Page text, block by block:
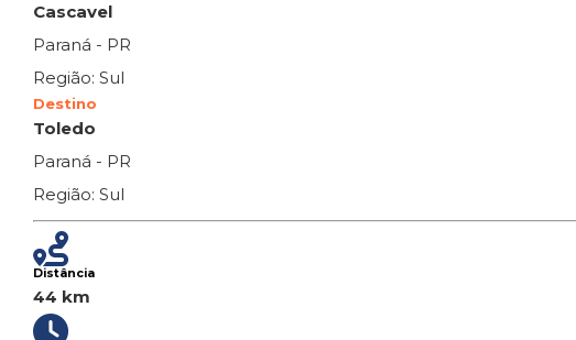
Cascavel
Paraná - PR
Região: Sul
Destino
Toledo
Paraná - PR
Região: Sul
Distância
44 km